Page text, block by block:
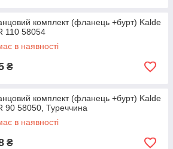
комплект (фланець +бурт) Kalde
110 58054
в наявності
₴
комплект (фланець +бурт) Kalde
90 58050, Туреччина
в наявності
₴